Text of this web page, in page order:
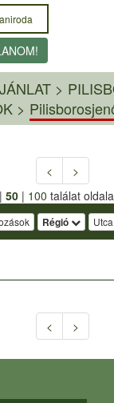
>
>
<
>
50| 100 találat
Régió Utca
< >